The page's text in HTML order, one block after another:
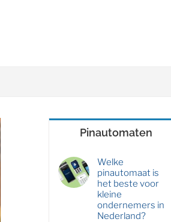
Pinautomaten
Welke
pinautomaat is
het beste voor
kleine
ondernemers in
Nederland?